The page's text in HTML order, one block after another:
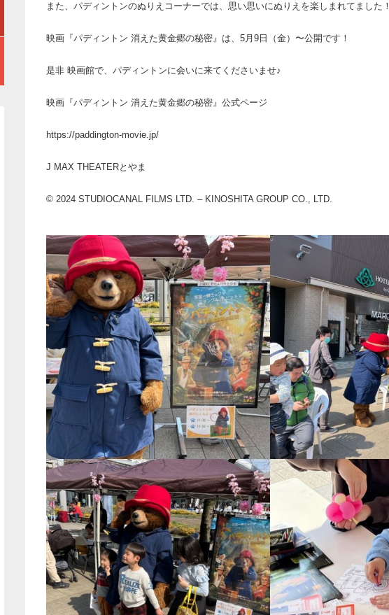
また、パディントンのぬりえコーナーでは、思い思いにぬりえを楽しまれてました！
映画『パディントン 消えた黄金郷の秘密』は、5月9日（金）〜公開です！
是非 映画館で、パディントンに会いに来てくださいませ♪
映画『パディントン 消えた黄金郷の秘密』公式ページ
https://paddington-movie.jp/
J MAX THEATERとやま
© 2024 STUDIOCANAL FILMS LTD. – KINOSHITA GROUP CO., LTD.